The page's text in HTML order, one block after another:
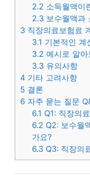
2.2 소득월액이
2.3 보수월액과
3 직장의료보험료
3.1 기본적인 계
3.2 예시로 알아
3.3 유의사항
4 기타 고려사항
5 결론
6 자주 묻는 질문
6.1 Q1: 직장의
6.2 Q2: 보수월
가요?
6.3 Q3: 직장의